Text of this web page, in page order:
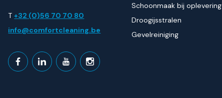
T+32 (0)56 70 70 80
info@comfortcleaning.be
Schoonmaak bij oplevering
Droogijsstralen
Gevelreiniging